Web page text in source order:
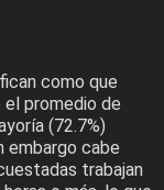
como que
promedio de
(72.7%)
embargo cabe
trabajan